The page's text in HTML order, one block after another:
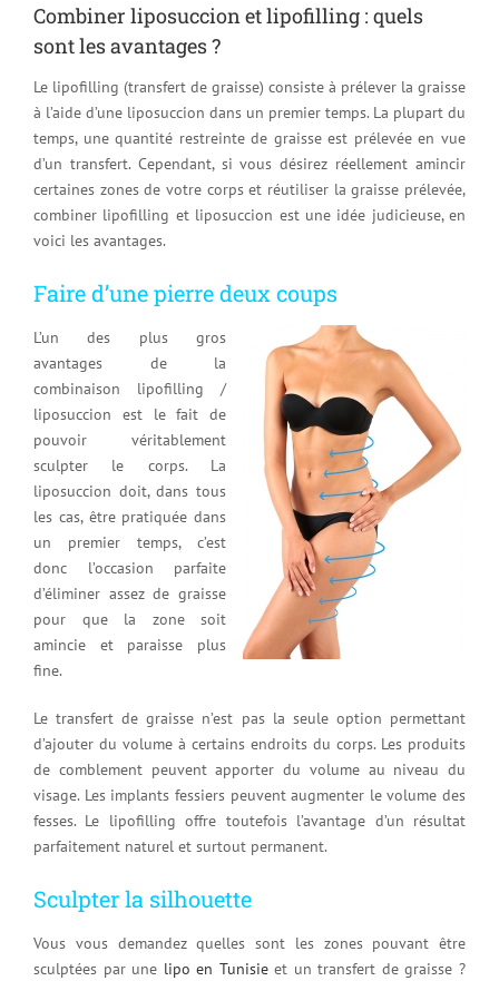
Combiner liposuccion et lipofilling : quels
sont les avantages ?
Le lipofilling (transfert de graisse) consiste à prélever la graisse
à l’aide d’une liposuccion dans un premier temps. La plupart du
temps, une quantité restreinte de graisse est prélevée en vue
d’un transfert. Cependant, si vous désirez réellement amincir
certaines zones de votre corps et réutiliser la graisse prélevée,
combiner lipofilling et liposuccion est une idée judicieuse, en
voici les avantages.
Faire d’une pierre deux coups
L’un des plus gros
avantages de la
combinaison lipofilling /
liposuccion est le fait de
pouvoir véritablement
sculpter le corps. La
liposuccion doit, dans tous
les cas, être pratiquée dans
un premier temps, c’est
donc l’occasion parfaite
d’éliminer assez de graisse
pour que la zone soit
amincie et paraisse plus
fine.
Le transfert de graisse n’est pas la seule option permettant
d’ajouter du volume à certains endroits du corps. Les produits
de comblement peuvent apporter du volume au niveau du
visage. Les implants fessiers peuvent augmenter le volume des
fesses. Le lipofilling offre toutefois l’avantage d’un résultat
parfaitement naturel et surtout permanent.
Sculpter la silhouette
Vous vous demandez quelles sont les zones pouvant être
sculptées par une lipo en Tunisieet un transfert de graisse ?